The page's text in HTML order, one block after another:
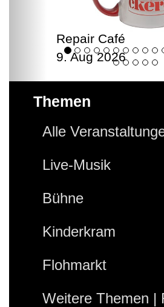
Repair Café
9. Aug 2026
Themen
Alle
Live-Musik
Bühne
Kinderkram
Flohmarkt
Weitere Themen |